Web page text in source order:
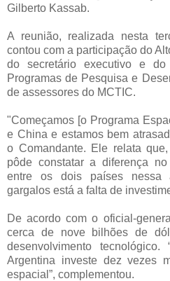
Gilberto Kassab.
A reunião, realizada nesta
contou com a participação do
do secretário executivo e
Programas de Pesquisa e
de assessores do MCTIC.
"Começamos [o Programa
e China e estamos bem
o Comandante. Ele relata
pôde constatar a diferença
entre os dois países nessa
gargalos está a falta de
De acordo com o oficial-
cerca de nove bilhões de
desenvolvimento
Argentina investe dez vezes
espacial”, complementou.